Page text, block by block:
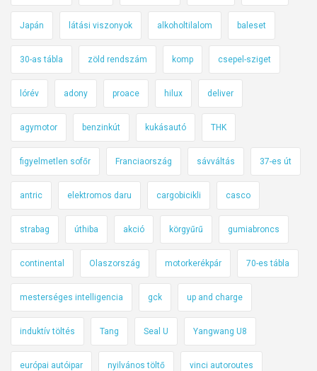
Japán látási viszonyok alkoholtilalom baleset
30-as tábla zöld rendszám komp csepel-sziget
lórév adony proace hilux deliver
agymotor benzinkút kukásautó THK
figyelmetlen sofőr Franciaország sávváltás 37-es út
antric elektromos daru cargobicikli casco
strabag úthiba akció körgyűrű gumiabroncs
continental Olaszország motorkerékpár 70-es tábla
mesterséges intelligencia gck up and charge
induktív töltés Tang Seal U Yangwang U8
európai autóipar nyilvános töltő vinci autoroutes